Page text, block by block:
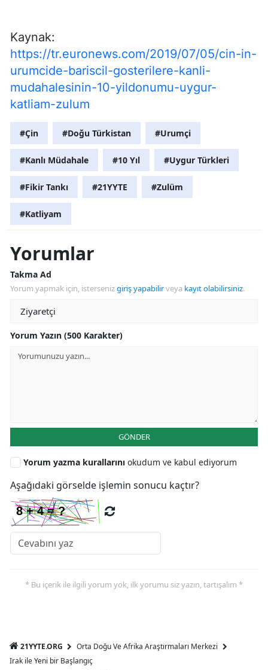
Kaynak:
https://tr.euronews.com/2019/07/05/cin-in-
urumcide-bariscil-gosterilere-kanli-
mudahalesinin-10-yildonumu-uygur-
katliam-zulum
#Çin #Doğu Türkistan #Urumçi
#Kanlı Müdahale #10 Yıl #Uygur Türkleri
#Fikir Tankı #21YYTE #Zulüm
#Katliyam
Yorumlar
Takma Ad
Yorum yapmak için, istersenizgiriş yapabilirveya kayıt olabilirsiniz.
Yorum Yazın (500 Karakter)
GÖNDER
Yorum yazma kurallarını okudum ve kabul ediyorum
Aşağıdaki görselde işlemin sonucu kaçtır?
* Bu içerik ile ilgili yorum yok, ilk yorumu siz yazın, tartışalım *
21YYTE.ORG
Orta Doğu Ve Afrika Araştırmaları Merkezi
Irak ile Yeni bir Başlangıç